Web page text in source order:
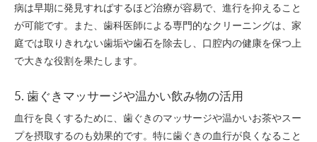
病は早期に発見すればするほど治療が容易で、進行を抑えること
が可能です。また、歯科医師による専門的なクリーニングは、家
庭では取りきれない歯垢や歯石を除去し、口腔内の健康を保つ上
で大きな役割を果たします。
5. 歯ぐきマッサージや温かい飲み物の活用
血行を良くするために、歯ぐきのマッサージや温かいお茶やスー
プを摂取するのも効果的です。特に歯ぐきの血行が良くなること